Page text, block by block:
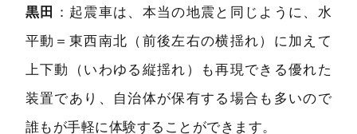
といいます。よく、地震は加速度だけで語られがちだけ
ど、実は色んな要素がからんで被害となって表れるの
で、とても複雑ですね！
黒田
：起震車は、本当の地震と同じように、水
平動＝東西南北（前後左右の横揺れ）に加えて
上下動（いわゆる縦揺れ）も再現できる優れた
装置であり、自治体が保有する場合も多いので
誰もが手軽に体験することができます。